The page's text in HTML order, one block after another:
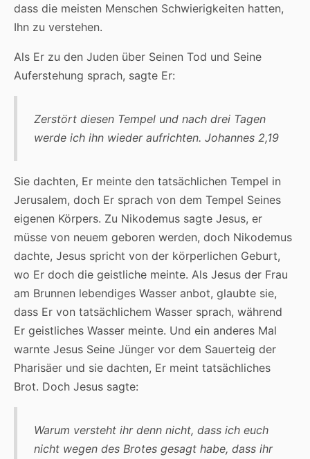
dass die meisten Menschen Schwierigkeiten hatten,
Ihn zu verstehen.
Als Er zu den Juden über Seinen Tod und Seine
Auferstehung sprach, sagte Er:
Zerstört diesen Tempel und nach drei Tagen
werde ich ihn wieder aufrichten. Johannes 2,19
Sie dachten, Er meinte den tatsächlichen Tempel in
Jerusalem, doch Er sprach von dem Tempel Seines
eigenen Körpers. Zu Nikodemus sagte Jesus, er
müsse von neuem geboren werden, doch Nikodemus
dachte, Jesus spricht von der körperlichen Geburt,
wo Er doch die geistliche meinte. Als Jesus der Frau
am Brunnen lebendiges Wasser anbot, glaubte sie,
dass Er von tatsächlichem Wasser sprach, während
Er geistliches Wasser meinte. Und ein anderes Mal
warnte Jesus Seine Jünger vor dem Sauerteig der
Pharisäer und sie dachten, Er meint tatsächliches
Brot. Doch Jesus sagte:
Warum versteht ihr denn nicht, dass ich euch
nicht wegen des Brotes gesagt habe, dass ihr